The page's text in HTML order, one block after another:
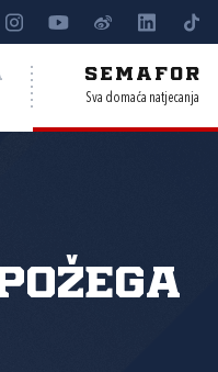
SEMAFOR
Sva domaća natjecanja